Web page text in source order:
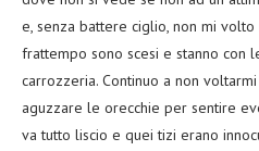
e, senza battere ciglio, non mi
frattempo sono scesi e stanno con
carrozzeria. Continuo a non
aguzzare le orecchie per sentire
va tutto liscio e quei tizi erano